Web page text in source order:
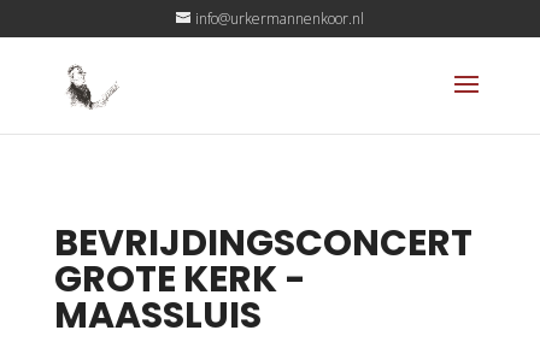
info@urkermannenkoor.nl
BEVRIJDINGSCONCERT
GROTE KERK -
MAASSLUIS